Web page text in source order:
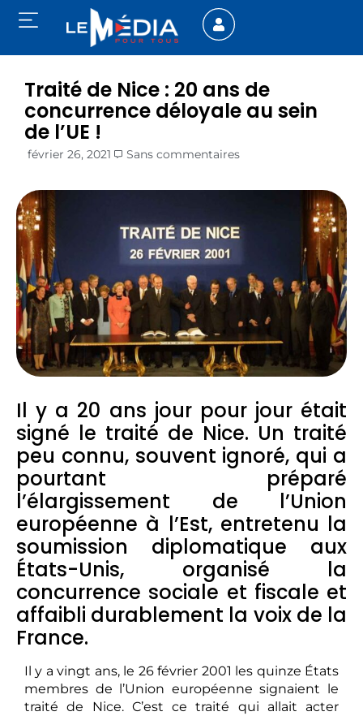
Traité de Nice : 20 ans de
concurrence déloyale au sein
de l’UE !
février 26, 2021 Sans commentaires
Il y a 20 ans jour pour jour était
signé le traité de Nice. Un traité
peu connu, souvent ignoré, qui a
pourtant préparé
l’élargissement de l’Union
européenne à l’Est, entretenu la
soumission diplomatique aux
États-Unis, organisé la
concurrence sociale et fiscale et
affaibli durablement la voix de la
France.
Il y a vingt ans, le 26 février 2001 les quinze États
membres de l’Union européenne signaient le
traité de Nice. C’est ce traité qui allait acter